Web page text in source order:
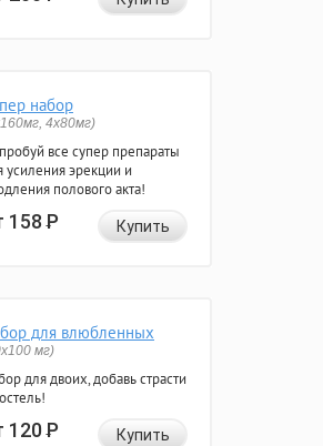
набор
4х80мг)
все супер препараты
усиления эрекции и
полового акта!
158Р Купить
для влюбленных
мг)
для двоих, добавь страсти
120Р Купить